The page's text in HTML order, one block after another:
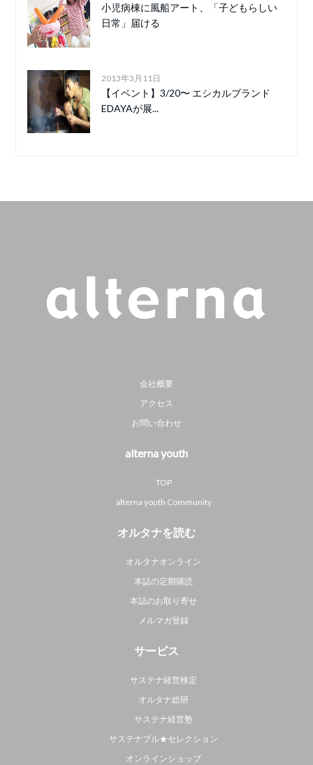
小児病棟に風船アート、「子どもらしい
日常」届ける
2013年3月11日
【イベント】3/20〜 エシカルブランド
EDAYAが展...
会社概要
アクセス
お問い合わせ
alterna youth
TOP
alterna youth Community
オルタナを読む
オルタナオンライン
本誌の定期購読
本誌のお取り寄せ
メルマガ登録
サービス
サステナ経営検定
オルタナ総研
サステナ経営塾
サステナブル★セレクション
オンラインショップ